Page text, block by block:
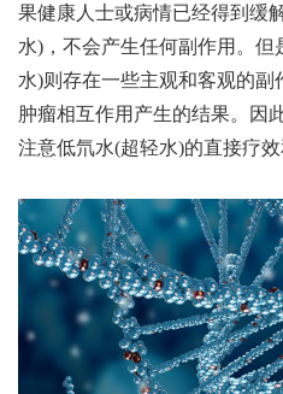
果健康人士或病情已经得到缓
水)，不会产生任何副作用。
水)则存在一些主观和客观的
肿瘤相互作用产生的结果。因
注意低氘水(超轻水)的直接疗效